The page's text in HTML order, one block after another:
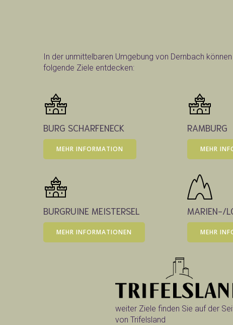
In der unmittelbaren Umgebung von Dernbach
folgende Ziele entdecken:
BURG SCHARFENECK
MEHR INFORMATION
RAMBURG
MEHR
BURGRUINE MEISTERSEL
MEHR INFORMATIONEN
MARIEN-/
MEHR
weiter Ziele finden Sie auf der
von Trifelsland